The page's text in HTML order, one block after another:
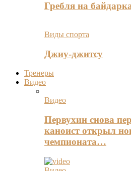
Гребля на
Виды спорта
Джиу-джитсу
Тренеры
Видео
Видео
Первухин снова
каноист открыл
чемпионата…